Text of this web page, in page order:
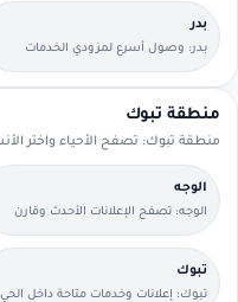
بدر
بدر: وصول أسرع لمزودي الخدمات
القريبين منك.
منطقة تبوك
منطقة تبوك: تصفح الأحياء واختر
الوجه
الوجه: تصفح الإعلانات الأحدث وقارن
التفاصيل بسرعة.
تبوك
تبوك: إعلانات وخدمات متاحة داخل الحي